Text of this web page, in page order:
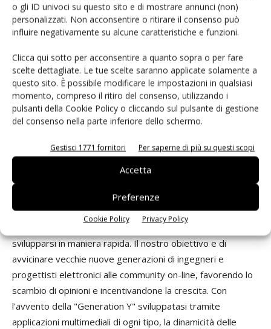
o gli ID univoci su questo sito e di mostrare annunci (non)
personalizzati. Non acconsentire o ritirare il consenso può
influire negativamente su alcune caratteristiche e funzioni.
Clicca qui sotto per acconsentire a quanto sopra o per fare
scelte dettagliate. Le tue scelte saranno applicate solamente a
questo sito. È possibile modificare le impostazioni in qualsiasi
momento, compreso il ritiro del consenso, utilizzando i
pulsanti della Cookie Policy o cliccando sul pulsante di gestione
del consenso nella parte inferiore dello schermo.
Gestisci 1771 fornitori Per saperne di più su questi scopi
Accetta
Preferenze
Cookie Policy Privacy Policy
esperti più ampie per trovare la risposta ai loro quesiti. Tali
community non vogliono influenzare in nessun modo
l'acquisto di prodotti di determinati brand, fornitori o
produttori, lasciando agli utenti la totale libertà di cercare e
acquisire le informazioni che meglio soddisfano le proprie
esigenze.
Esiste un gap generazionale in termini di adozione del
progettisti?
La nuova generazione è stata la prima a capire le
potenzialità e i vantaggi che poteva offrire il web.
Nonostante ciò, il background in ambito tecnico e
l'interesse tra gli ingegneri elettronici ha permesso a
queste piattaforme di eliminare i vincoli generazionali e di
svilupparsi in maniera rapida. Il nostro obiettivo e di
avvicinare vecchie nuove generazioni di ingegneri e
progettisti elettronici alle community on-line, favorendo lo
scambio di opinioni e incentivandone la crescita. Con
l'avvento della "Generation Y" sviluppatasi tramite
applicazioni multimediali di ogni tipo, la dinamicità delle